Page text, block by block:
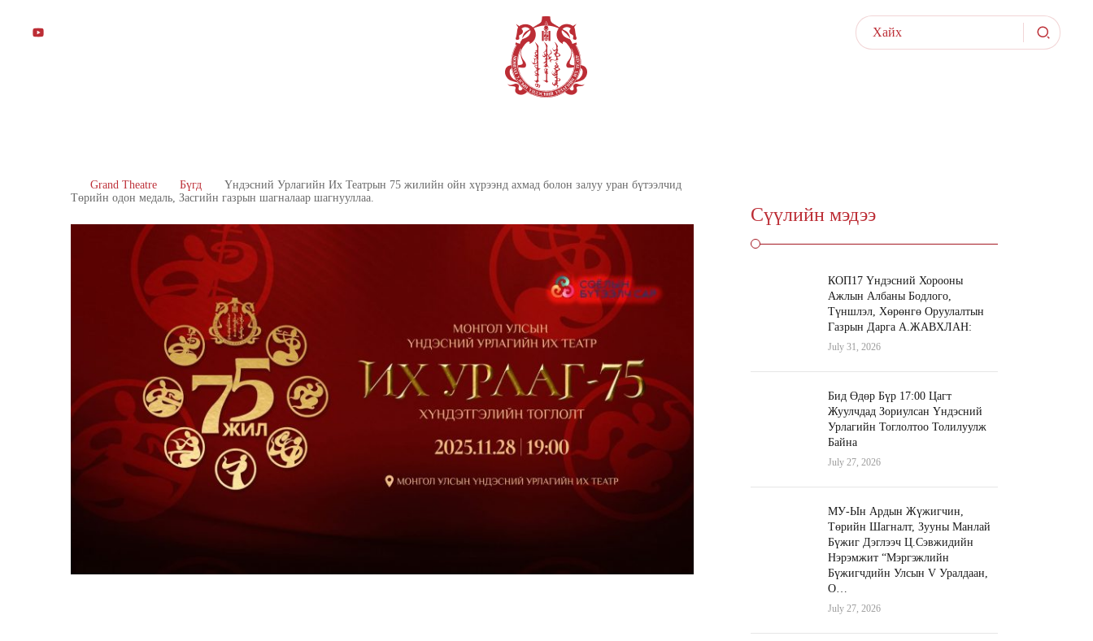
Grand Theatre Бүгд
Үндэсний Урлагийн Их Театрын 75 жилийн ойн хүрээнд ахмад болон залуу уран бүтээлчид
Төрийн одон медаль, Засгийн газрын шагналаар шагнууллаа.
Сүүлийн мэдээ
КОП17 Үндэсний Хорооны
Ажлын Албаны Бодлого,
Түншлэл, Хөрөнгө Оруулалтын
Газрын Дарга А.ЖАВХЛАН:
July 31, 2026
Бид Өдөр Бүр 17:00 Цагт
Жуулчдад Зориулсан Үндэсний
Урлагийн Тоглолтоо Толилуулж
Байна
July 27, 2026
МУ-Ын Ардын Жүжигчин,
Төрийн Шагналт, Зууны Манлай
Бүжиг Дэглээч Ц.Сэвжидийн
Нэрэмжит “Мэргэжлийн
Бүжигчдийн Улсын V Уралдаан,
О…
July 27, 2026